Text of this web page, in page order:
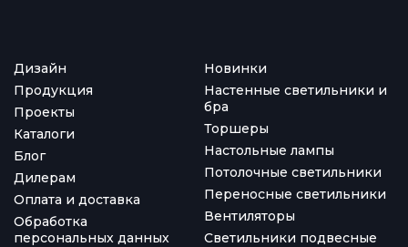
Дизайн
Продукция
Проекты
Каталоги
Блог
Дилерам
Оплата и доставка
Обработка
персональных данных
Новинки
Настенные светильники и
бра
Торшеры
Настольные лампы
Потолочные светильники
Переносные светильники
Вентиляторы
Светильники подвесные